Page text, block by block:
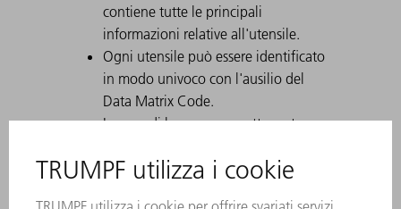
contiene tutte le principali
informazioni relative all'utensile.
Ogni utensile può essere identificato
in modo univoco con l'ausilio del
Data Matrix Code.
Le aree di lavoro sono sottoposte a
Su richiesta possono essere eseguite